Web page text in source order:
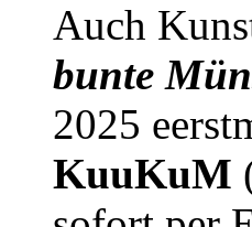
Auch
bunte
2025
KuuKuM